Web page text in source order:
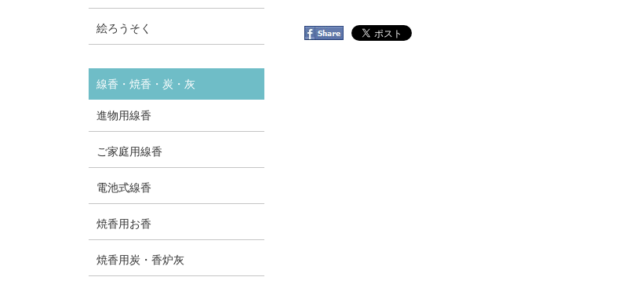
絵ろうそく
線香・焼香・炭・灰
進物用線香
ご家庭用線香
電池式線香
焼香用お香
焼香用炭・香炉灰